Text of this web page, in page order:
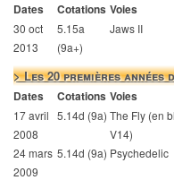
Dates Cotations Voies
30 oct
2013
5.15a
(9a+)
Jaws II
> Les 20 premières années
Dates Cotations Voies
17 avril
2008
5.14d (9a) The Fly (en
V14)
24 mars
2009
5.14d (9a) Psychedelic